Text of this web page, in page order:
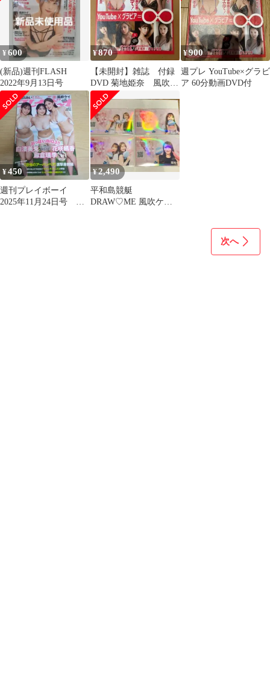
¥600
(新品)週刊FLASH
2022年9月13日号
¥870
【未開封】雑誌 付録
DVD 菊地姫奈 風吹ケ
イ 大原優乃
¥900
週プレ YouTube×グラビ
ア 60分動画DVD付
¥450
週刊プレイボーイ
2025年11月24日号
¥2,490
平和島競艇
DRAW♡ME 風吹ケイ&
次へ